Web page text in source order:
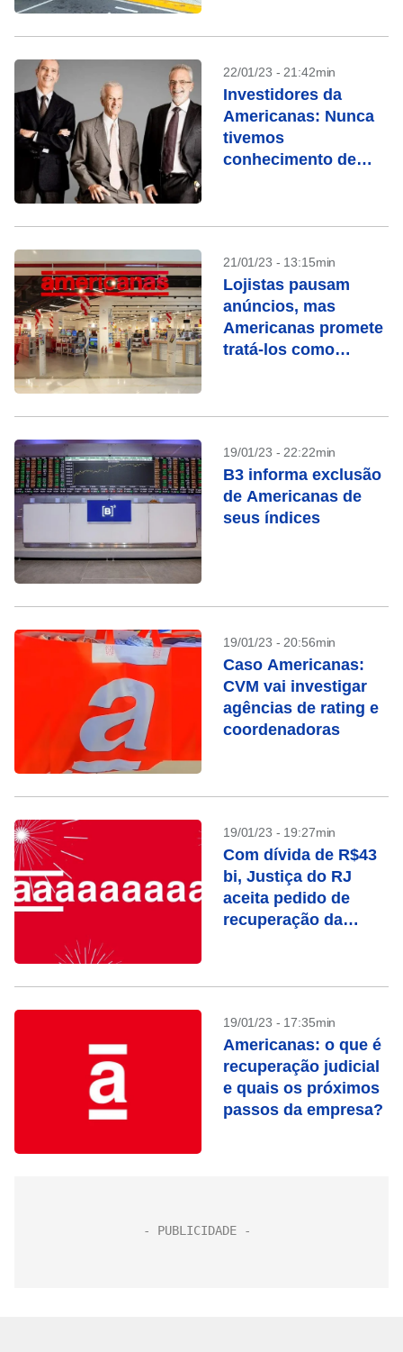
22/01/23 - 21:42min
Investidores da
Americanas: Nunca
tivemos
conhecimento de
21/01/23 - 13:15min
Lojistas pausam
anúncios, mas
Americanas promete
tratá-los como
19/01/23 - 22:22min
B3 informa exclusão
de Americanas de
seus índices
19/01/23 - 20:56min
Caso Americanas:
CVM vai investigar
agências de rating e
coordenadoras
19/01/23 - 19:27min
Com dívida de R$43
bi, Justiça do RJ
aceita pedido de
recuperação da
19/01/23 - 17:35min
Americanas: o que é
recuperação judicial
e quais os próximos
passos da empresa?